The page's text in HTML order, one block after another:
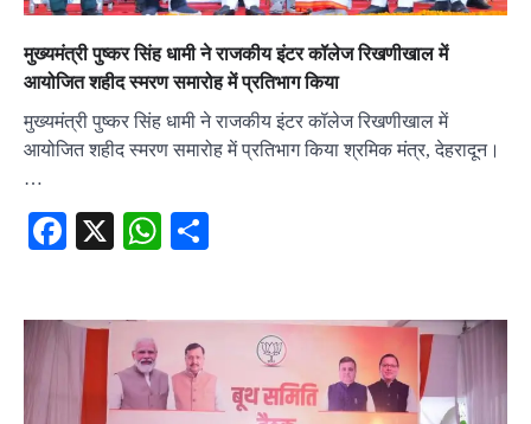
मुख्यमंत्री पुष्कर सिंह धामी ने राजकीय इंटर कॉलेज रिखणीखाल में
आयोजित शहीद स्मरण समारोह में प्रतिभाग किया
मुख्यमंत्री पुष्कर सिंह धामी ने राजकीय इंटर कॉलेज रिखणीखाल में
आयोजित शहीद स्मरण समारोह में प्रतिभाग किया श्रमिक मंत्र, देहरादून।
…
Facebook
X WhatsApp